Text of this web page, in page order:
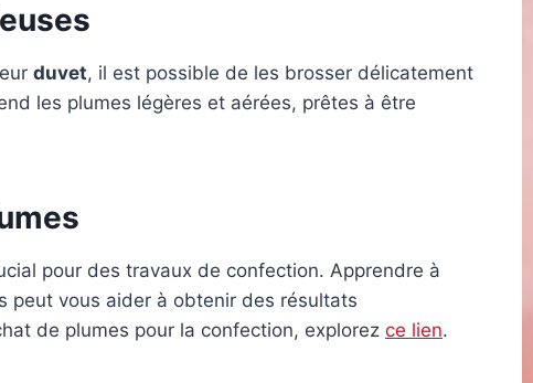
duvet, il est possible de les brosser délicatement
les plumes légères et aérées, prêtes à être
pour des travaux de confection. Apprendre à
peut vous aider à obtenir des résultats
de plumes pour la confection, explorez ce lien.